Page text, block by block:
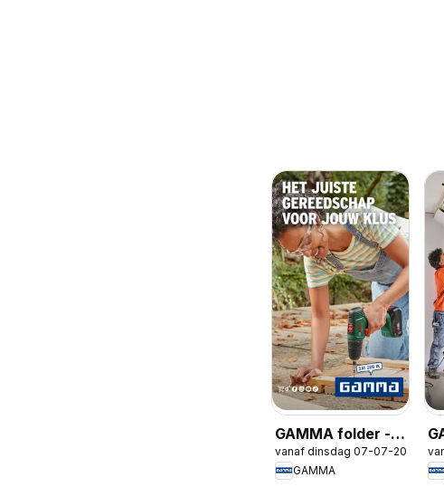
GAMMA folder -
Gereedschap
special
vanaf dinsdag 07-07-2026
GAMMA